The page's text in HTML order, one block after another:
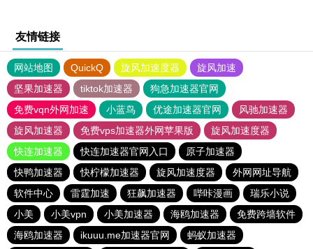
友情链接
网站地图 QuickQ 旋风加速度器
旋风加速
坚果加速器
tiktok加速器
狗急加速器官网
免费vqn外网加速
小蓝鸟 优途加速器官网
风驰加速器
旋风加速器
免费vps加速器外网苹果版
旋风加速度器
快连加速器
快连加速器官网入口
原子加速器
快鸭加速器
快柠檬加速器 旋风加速度器
外网网址导航
软件中心
雷霆加速 狂飙加速器 哔咔漫画
瑞乐小说
小美
小美vpn 小美加速器 海鸥加速器
免费跨墙软件
海鸥加速器
ikuuu.me加速器官网 蚂蚁加速器